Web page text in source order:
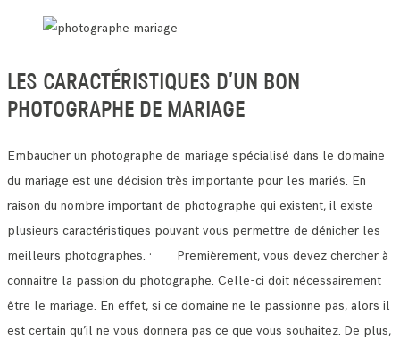
LES CARACTÉRISTIQUES D’UN BON
PHOTOGRAPHE DE MARIAGE
Embaucher un photographe de mariage spécialisé dans le domaine
du mariage est une décision très importante pour les mariés. En
raison du nombre important de photographe qui existent, il existe
plusieurs caractéristiques pouvant vous permettre de dénicher les
meilleurs photographes. · Premièrement, vous devez chercher à
connaitre la passion du photographe. Celle-ci doit nécessairement
être le mariage. En effet, si ce domaine ne le passionne pas, alors il
est certain qu’il ne vous donnera pas ce que vous souhaitez. De plus,